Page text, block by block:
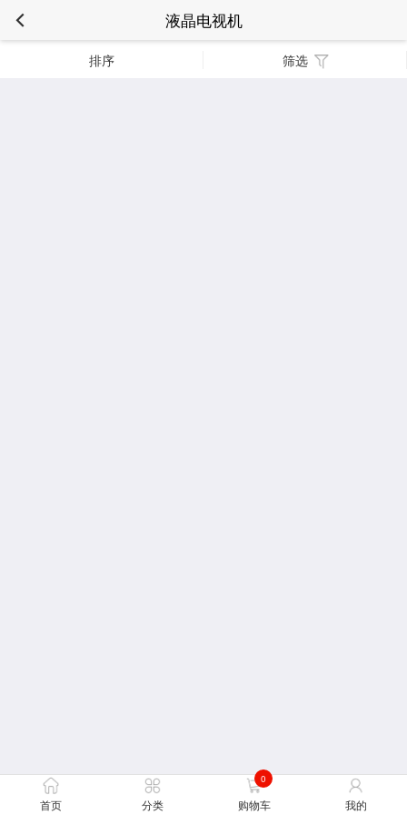
液晶电视机
排序 筛选
首页 分类
0
购物车 我的